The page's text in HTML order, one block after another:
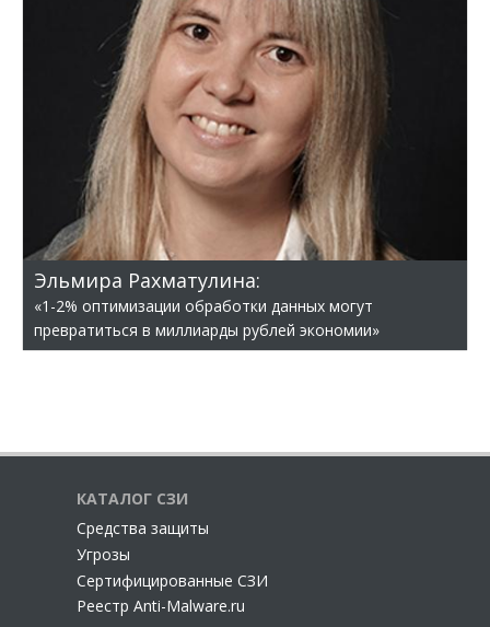
Эльмира Рахматулина:
«1-2% оптимизации обработки данных могут
превратиться в миллиарды рублей экономии»
КАТАЛОГ СЗИ
Cредства защиты
Угрозы
Сертифицированные СЗИ
Реестр Anti-Malware.ru